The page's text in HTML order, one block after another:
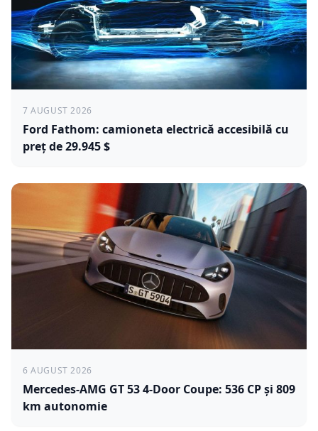
7 AUGUST 2026
Ford Fathom: camioneta electrică accesibilă cu
preț de 29.945 $
6 AUGUST 2026
Mercedes-AMG GT 53 4-Door Coupe: 536 CP și 809
km autonomie